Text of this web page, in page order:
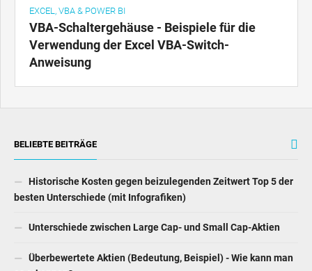
EXCEL, VBA & POWER BI
VBA-Schaltergehäuse - Beispiele für die
Verwendung der Excel VBA-Switch-
Anweisung
BELIEBTE BEITRÄGE
Historische Kosten gegen beizulegenden Zeitwert Top 5 der
besten Unterschiede (mit Infografiken)
Unterschiede zwischen Large Cap- und Small Cap-Aktien
Überbewertete Aktien (Bedeutung, Beispiel) - Wie kann man